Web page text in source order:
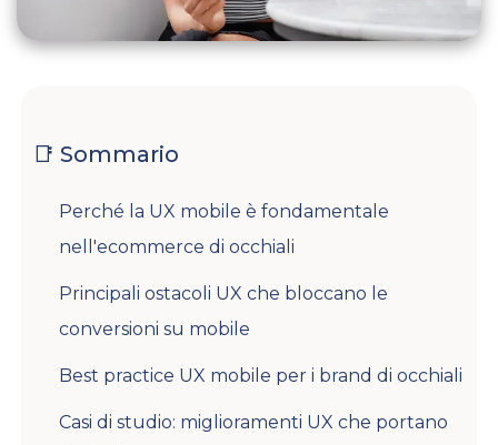
📑 Sommario
Perché la UX mobile è fondamentale
nell'ecommerce di occhiali
Principali ostacoli UX che bloccano le
conversioni su mobile
Best practice UX mobile per i brand di occhiali
Casi di studio: miglioramenti UX che portano